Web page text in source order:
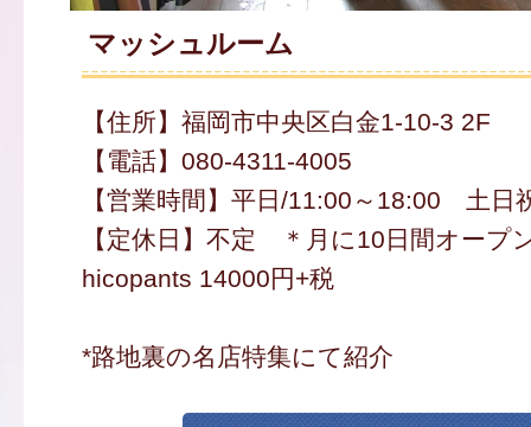
マッシュルーム
【住所】福岡市中央区白金1-10-3 2F
【電話】080-4311-4005
【営業時間】平日/11:00～18:00 土日
【定休日】不定 ＊月に10日間オープ
hicopants 14000円+税
*路地裏の名店特集にて紹介